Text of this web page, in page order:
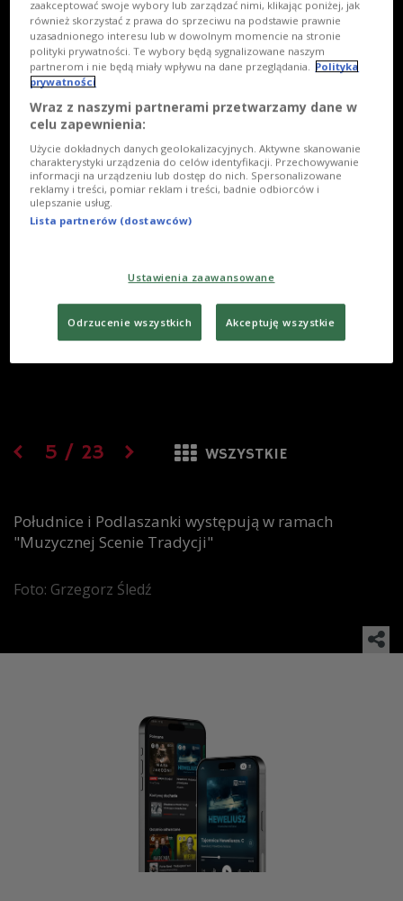
5 / 23 WSZYSTKIE
Południce i Podlaszanki występują w ramach
"Muzycznej Scenie Tradycji"
Foto: Grzegorz Śledź
zaakceptować swoje wybory lub zarządzać nimi, klikając poniżej, jak
również skorzystać z prawa do sprzeciwu na podstawie prawnie
uzasadnionego interesu lub w dowolnym momencie na stronie
polityki prywatności. Te wybory będą sygnalizowane naszym
partnerom i nie będą miały wpływu na dane przeglądania. Polityka
prywatności
Wraz z naszymi partnerami przetwarzamy dane w
celu zapewnienia:
Użycie dokładnych danych geolokalizacyjnych. Aktywne skanowanie
charakterystyki urządzenia do celów identyfikacji. Przechowywanie
informacji na urządzeniu lub dostęp do nich. Spersonalizowane
reklamy i treści, pomiar reklam i treści, badnie odbiorców i
ulepszanie usług.
Lista partnerów (dostawców)
Ustawienia zaawansowane
Odrzucenie wszystkich Akceptuję wszystkie